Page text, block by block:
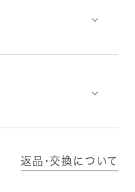
⌵
⌵
返品･交換について